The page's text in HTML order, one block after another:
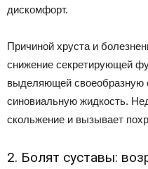
дискомфорт.
Причиной хруста и
снижение секретирующей
выделяющей своеобразную
синовиальную жидкость.
скольжение и вызывает
2. Болят суставы: